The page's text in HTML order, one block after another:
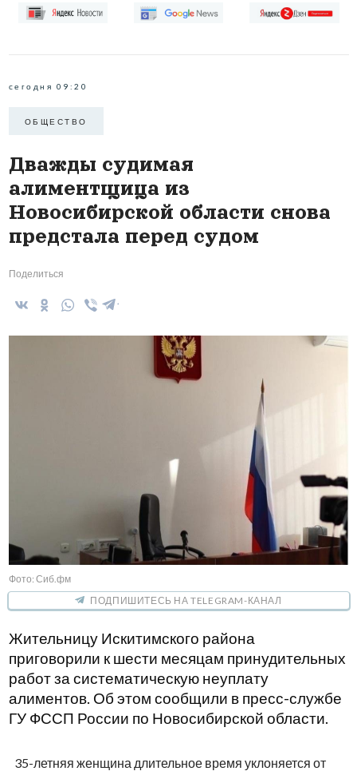
сегодня 09:20
ОБЩЕСТВО
Дважды судимая
алиментщица из
Новосибирской области снова
предстала перед судом
Поделиться
Фото: Сиб.фм
ПОДПИШИТЕСЬ НА TELEGRAM-КАНАЛ
Жительницу Искитимского района
приговорили к шести месяцам принудительных
работ за систематическую неуплату
алиментов. Об этом сообщили в пресс-службе
ГУ ФССП России по Новосибирской области.
35-летняя женщина длительное время уклоняется от